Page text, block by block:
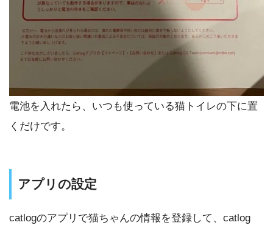
電池を入れたら、いつも使っている猫トイレの下に置
くだけです。
アプリの設定
catlogのアプリで猫ちゃんの情報を登録して、catlog